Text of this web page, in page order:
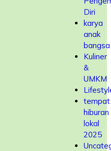
Diri
karya
anak
bangsa
Kuliner
&
UMKM
tempat
hiburan
lokal
2025